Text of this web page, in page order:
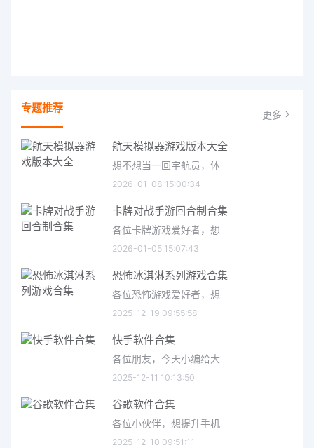
专题推荐 更多
航天模拟器游戏版本大全
想不想当一回宇航员，体
2026-01-08 15:00:34
卡牌对战手游回合制合集
各位卡牌游戏爱好者，想
2026-01-05 15:07:43
恐怖冰淇淋系列游戏合集
各位恐怖游戏爱好者，想
2025-12-19 09:55:58
快手软件合集
各位朋友，今天小编给大
2025-12-11 10:13:50
谷歌软件合集
各位小伙伴，想提升手机
2025-12-10 09:51:11